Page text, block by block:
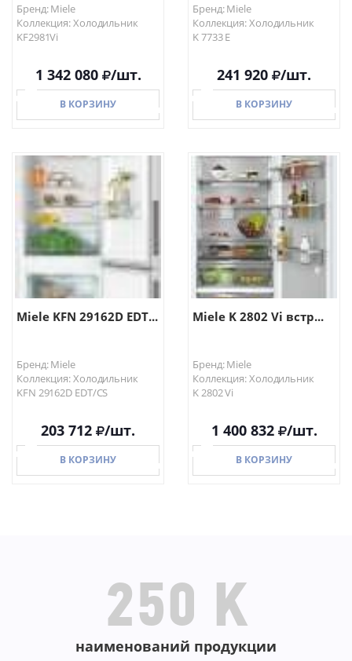
Бренд: Miele
Коллекция: Холодильник
KF2981Vi
1 342 080 /шт.
В КОРЗИНУ
В КОРЗИНУ
Бренд: Miele
Коллекция: Холодильник
K 7733 E
241 920 /шт.
В КОРЗИНУ
В КОРЗИНУ
Miele KFN 29162D EDT...
Бренд: Miele
Коллекция: Холодильник
KFN 29162D EDT/CS
203 712 /шт.
В КОРЗИНУ
Miele K 2802 Vi встр...
Бренд: Miele
Коллекция: Холодильник
K 2802 Vi
1 400 832 /шт.
В КОРЗИНУ
250 K
наименований продукции